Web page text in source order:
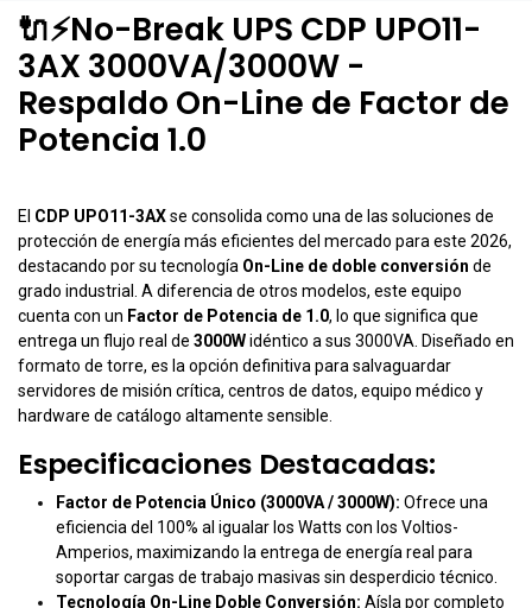
🔌⚡No-Break UPS CDP UPO11-
3AX 3000VA/3000W -
Respaldo On-Line de Factor de
Potencia 1.0
El CDP UPO11-3AXse consolida como una de las soluciones de
protección de energía más eficientes del mercado para este 2026,
destacando por su tecnología On-Line de doble conversión de
grado industrial. A diferencia de otros modelos, este equipo
cuenta con un Factor de Potencia de 1.0, lo que significa que
entrega un flujo real de 3000Widéntico a sus 3000VA. Diseñado en
formato de torre, es la opción definitiva para salvaguardar
servidores de misión crítica, centros de datos, equipo médico y
hardware de catálogo altamente sensible.
Especificaciones Destacadas:
Factor de Potencia Único (3000VA / 3000W): Ofrece una
eficiencia del 100% al igualar los Watts con los Voltios-
Amperios, maximizando la entrega de energía real para
soportar cargas de trabajo masivas sin desperdicio técnico.
Tecnología On-Line Doble Conversión: Aísla por completo